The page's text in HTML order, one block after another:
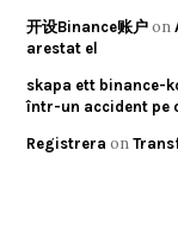
开设Binance账户 on
arestat el
skapa ett binance-
într-un accident pe
Registrera on